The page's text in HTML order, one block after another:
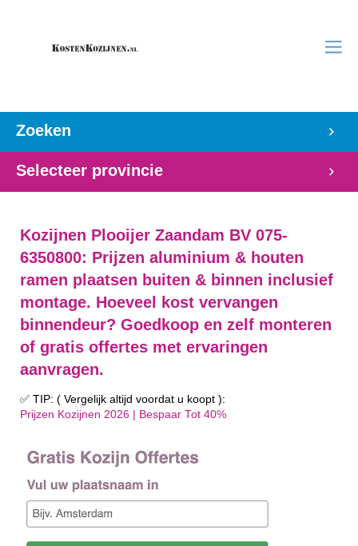
Zoeken
Selecteer provincie
Kozijnen Plooijer Zaandam BV 075-
6350800: Prijzen aluminium & houten
ramen plaatsen buiten & binnen inclusief
montage. Hoeveel kost vervangen
binnendeur? Goedkoop en zelf monteren
of gratis offertes met ervaringen
aanvragen.
✅ TIP: ( Vergelijk altijd voordat u koopt ):
Prijzen Kozijnen 2026 | Bespaar Tot 40%‎